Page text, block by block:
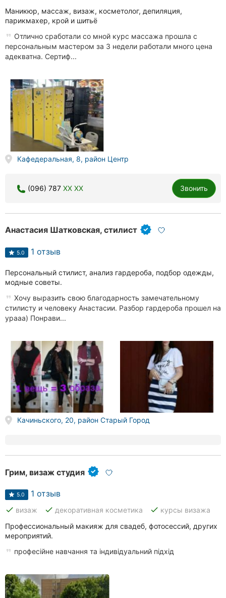
Маникюр, массаж, визаж, косметолог, депиляция,
парикмахер, крой и шитьё
Отлично сработали со мной курс массажа прошла с
персональным мастером за 3 недели работали много цена
адекватна. Сертиф...
Кафедеральная, 8, район Центр
(096) 787 XX XX Звонить
Анастасия Шатковская, стилист
5.0 1 отзыв
Персональный стилист, анализ гардероба, подбор одежды,
модные советы.
Хочу выразить свою благодарность замечательному
стилисту и человеку Анастасии. Разбор гардероба прошел на
урааа) Понрави...
Качиньского, 20, район Старый Город
Грим, визаж студия
5.0 1 отзыв
done визаж done декоративная косметика done курсы визажа
Профессиональный макияж для свадеб, фотосессий, других
мероприятий.
професійне навчання та індивідуальний підхід